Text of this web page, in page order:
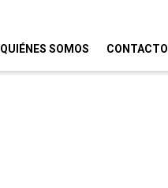
QUIÉNES SOMOS CONTACTO